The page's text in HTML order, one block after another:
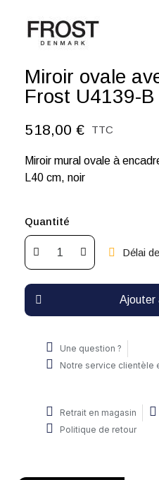
Miroir ovale
Frost U4139-B
518,00 € TTC
Miroir mural ovale à
L40 cm, noir
Quantité
Délai
Ajouter
Une question ?
Notre service clientèle
Retrait en magasin
Politique de retour